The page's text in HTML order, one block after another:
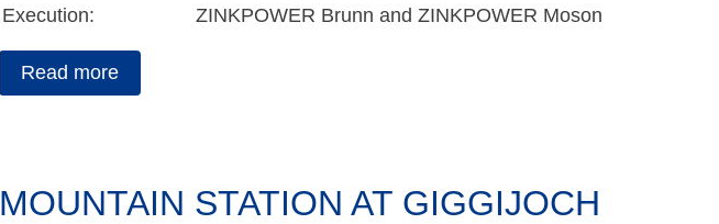
Execution:
ZINKPOWER Brunn and ZINKPOWER Moson
Read more
MOUNTAIN STATION AT GIGGIJOCH